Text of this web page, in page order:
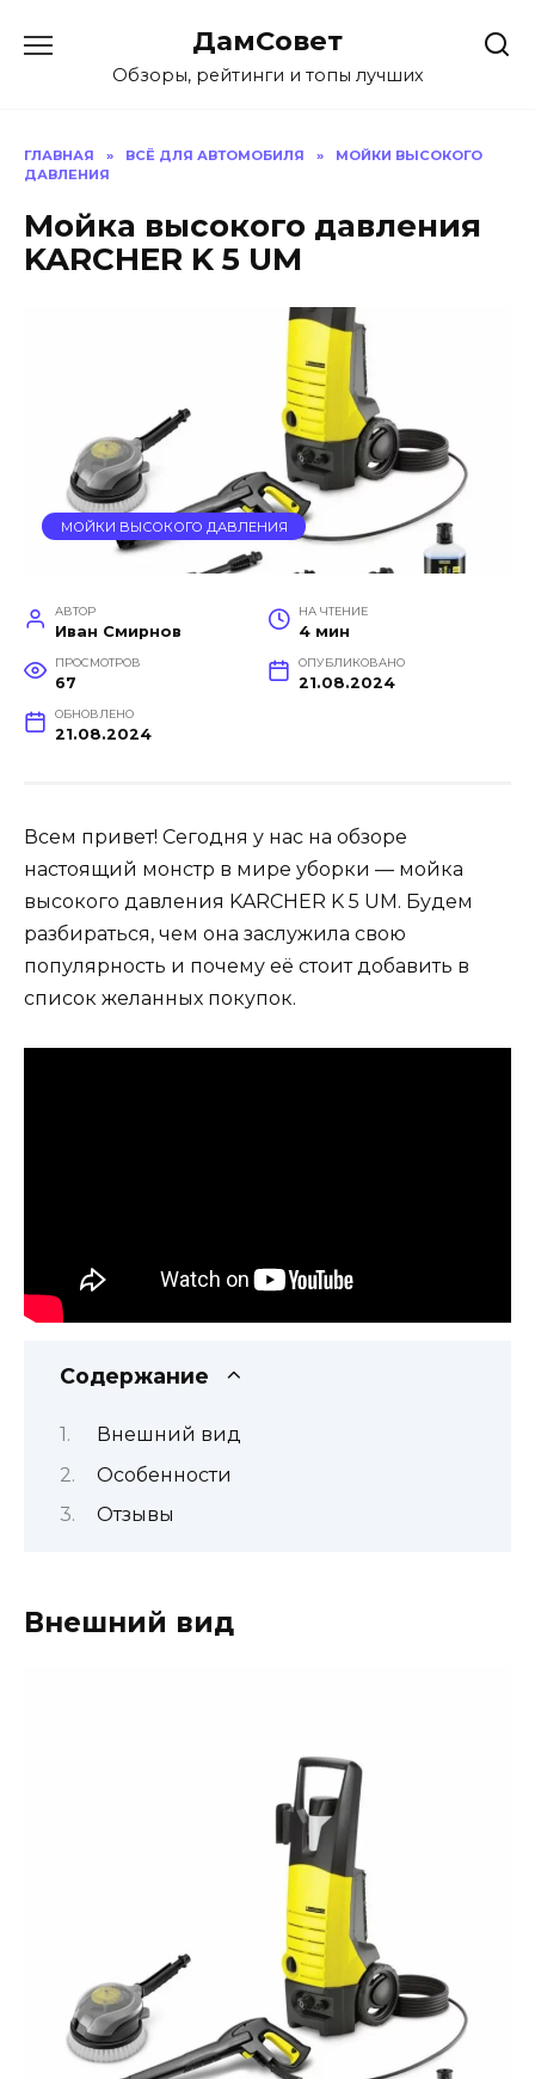
содержанию
ДамСовет
Обзоры, рейтинги и топы лучших
ГЛАВНАЯ » ВСЁ ДЛЯ АВТОМОБИЛЯ »
МОЙКИ ВЫСОКОГО
ДАВЛЕНИЯ
Мойка высокого давления
KARCHER K 5 UM
МОЙКИ ВЫСОКОГО ДАВЛЕНИЯ
АВТОР
Иван Смирнов
НА ЧТЕНИЕ
4 мин
ПРОСМОТРОВ
67
ОПУБЛИКОВАНО
21.08.2024
ОБНОВЛЕНО
21.08.2024
Всем привет! Сегодня у нас на обзоре
настоящий монстр в мире уборки — мойка
высокого давления KARCHER K 5 UM. Будем
разбираться, чем она заслужила свою
популярность и почему её стоит добавить в
список желанных покупок.
Содержание
Внешний вид
Особенности
Отзывы
Внешний вид